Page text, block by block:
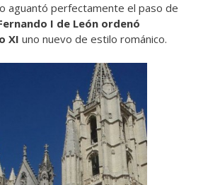
aguantó perfectamente el paso de
I de León ordenó
XI uno nuevo de estilo románico.